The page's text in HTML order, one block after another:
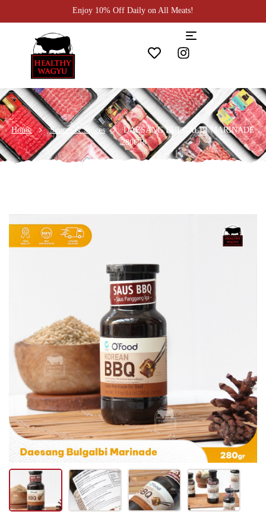
Enjoy 10% Off Daily on All Meats!
Home Sauces & Spices
DAESANG BULGALBI MARINADE
280GR